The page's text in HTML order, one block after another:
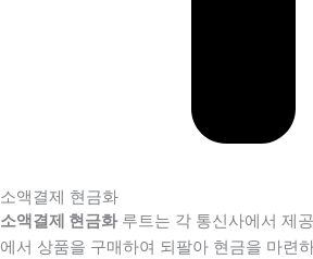
소액결제 현금화
소액결제 현금화루트는 각 통신사에서 제
에서 상품을 구매하여 되팔아 현금을 마련